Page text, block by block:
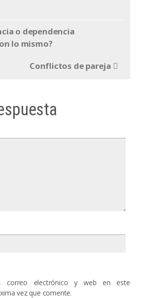
o dependencia
lo mismo?
Conflictos de pareja
correo electrónico y web en este
vez que comente.